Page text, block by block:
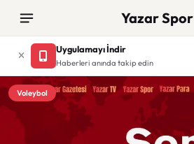
Yazar Spor
Uygulamayı İndir
Haberleri anında takip edin
Voleybol